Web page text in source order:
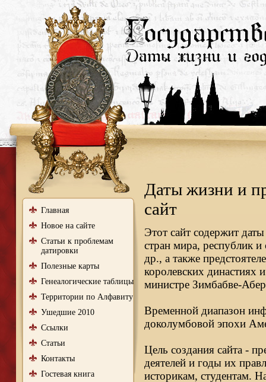
Главная
Новое на сайте
Статьи к проблемам
датировки
Полезные карты
Генеалогические таблицы
Территории по Алфавиту
Ушедшие 2010
Ссылки
Статьи
Контакты
Гостевая книга
Даты жизни и
сайт
Этот сайт содержит
стран мира, республик и
др., а также
королевских династиях
министре Зимбабве-
Временной диапазон
доколумбовой эпохи
Цель создания сайта -
деятелей и годы их
историкам, студентам.